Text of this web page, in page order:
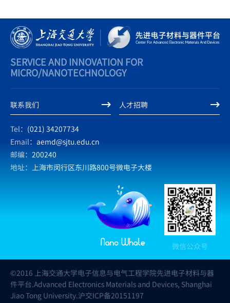
SERVICE AND INNOVATION FOR
MICRO/NANOTECHNOLOGY
联系我们 人才招聘
Tel： (021) 34207734
Email： aemd@sjtu.edu.cn
邮编： 200240
地址：
上海市闵行区东川路800号微电子大楼
微信公众号
©2016 上海交通大学电子信息与电气工程学院先进电子材料与器
件平台.Advanced Electronics Materials and Devices, Shanghai
Jiao Tong University.沪交ICP备20151197